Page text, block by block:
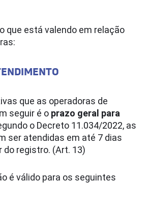
que está valendo em relação
que as operadoras de
seguir é o prazo geral para
o Decreto 11.034/2022, as
ser atendidas em até 7 dias
do registro. (Art. 13)
é válido para os seguintes